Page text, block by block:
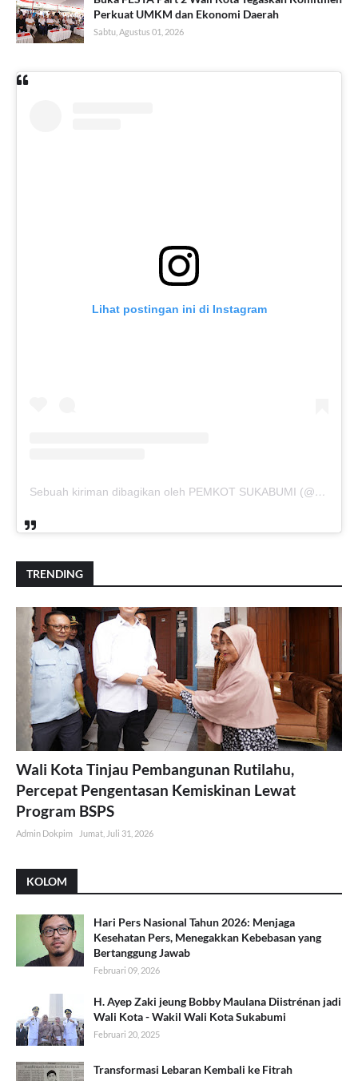
Perkuat UMKM dan Ekonomi Daerah
Sabtu, Agustus 01, 2026
Lihat postingan ini di Instagram
Sebuah kiriman dibagikan oleh PEMKOT SUKABUMI (@pemkotsukabumi_)
TRENDING
Wali Kota Tinjau Pembangunan Rutilahu,
Percepat Pengentasan Kemiskinan Lewat
Program BSPS
Admin Dokpim Jumat, Juli 31, 2026
KOLOM
Hari Pers Nasional Tahun 2026: Menjaga
Kesehatan Pers, Menegakkan Kebebasan yang
Bertanggung Jawab
Februari 09, 2026
H. Ayep Zaki jeung Bobby Maulana Diistrénan jadi
Wali Kota - Wakil Wali Kota Sukabumi
Februari 20, 2025
Transformasi Lebaran Kembali ke Fitrah